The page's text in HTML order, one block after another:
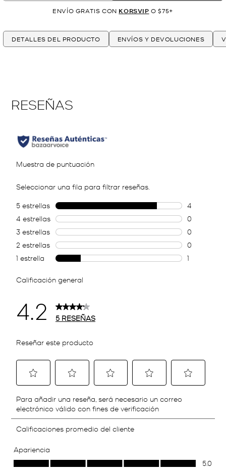
ENVÍO GRATIS CON KORSVIP O $75+
DETALLES DEL PRODUCTO ENVÍOS Y DEVOLUCIONES